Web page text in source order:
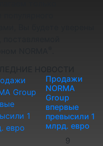
Продажи
NORMA
Group
впервые
превысили 1
млрд. евро
9